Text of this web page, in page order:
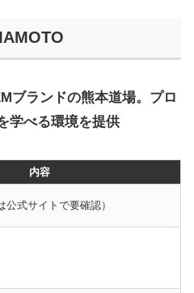
ブランドの熊本道場。プロ
学べる環境を提供
内容
式サイトで要確認）